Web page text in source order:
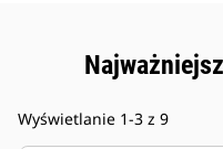
Wyświetlanie 1-3 z 9